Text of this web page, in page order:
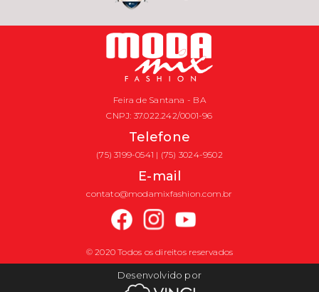
Feira de Santana - BA
CNPJ: 37.022.242/0001-96
Telefone
(75) 3199-0541 | (75) 3024-9502
E-mail
contato@modamixfashion.com.br
© 2020 Todos os direitos reservados
Desenvolvido por